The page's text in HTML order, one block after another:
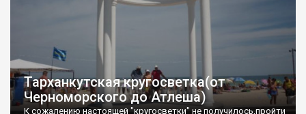
Тарханкутская кругосветка(от
Черноморского до Атлеша)
К сожалению настоящей "кругосветки" не получилось,пройти